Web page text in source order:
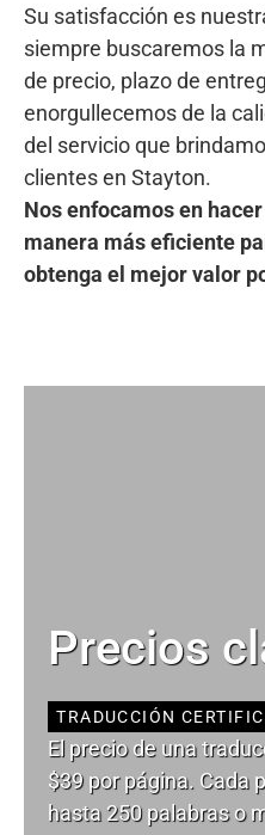
Su satisfacción es
siempre buscaremos la
de precio, plazo de
enorgullecemos de la
del servicio que
clientes en Stayton.
Nos enfocamos en
manera más eficiente
obtenga el mejor valor
Precios
TRADUCCIÓN
El precio de una
$39 por página. Cada
hasta 250 palabras o